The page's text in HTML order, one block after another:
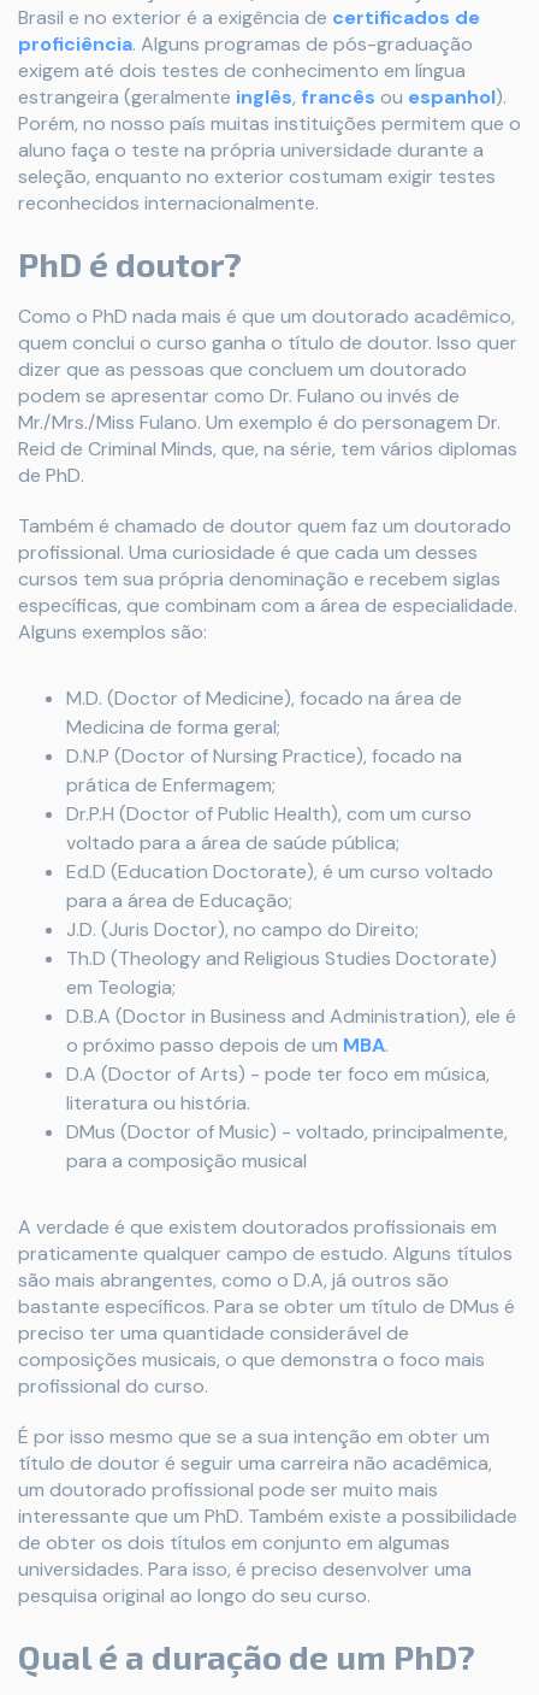
Brasil e no exterior é a exigência de certificados de
proficiência. Alguns programas de pós-graduação
exigem até dois testes de conhecimento em língua
estrangeira (geralmente inglês, francês ou espanhol).
Porém, no nosso país muitas instituições permitem que o
aluno faça o teste na própria universidade durante a
seleção, enquanto no exterior costumam exigir testes
reconhecidos internacionalmente.
PhD é doutor?
Como o PhD nada mais é que um doutorado acadêmico,
quem conclui o curso ganha o título de doutor. Isso quer
dizer que as pessoas que concluem um doutorado
podem se apresentar como Dr. Fulano ou invés de
Mr./Mrs./Miss Fulano. Um exemplo é do personagem Dr.
Reid de Criminal Minds, que, na série, tem vários diplomas
de PhD.
Também é chamado de doutor quem faz um doutorado
profissional. Uma curiosidade é que cada um desses
cursos tem sua própria denominação e recebem siglas
específicas, que combinam com a área de especialidade.
Alguns exemplos são:
M.D. (Doctor of Medicine), focado na área de
Medicina de forma geral;
D.N.P (Doctor of Nursing Practice), focado na
prática de Enfermagem;
Dr.P.H (Doctor of Public Health), com um curso
voltado para a área de saúde pública;
Ed.D (Education Doctorate), é um curso voltado
para a área de Educação;
J.D. (Juris Doctor), no campo do Direito;
Th.D (Theology and Religious Studies Doctorate)
em Teologia;
D.B.A (Doctor in Business and Administration), ele é
o próximo passo depois de um MBA.
D.A (Doctor of Arts) - pode ter foco em música,
literatura ou história.
DMus (Doctor of Music) - voltado, principalmente,
para a composição musical
A verdade é que existem doutorados profissionais em
praticamente qualquer campo de estudo. Alguns títulos
são mais abrangentes, como o D.A, já outros são
bastante específicos. Para se obter um título de DMus é
preciso ter uma quantidade considerável de
composições musicais, o que demonstra o foco mais
profissional do curso.
É por isso mesmo que se a sua intenção em obter um
título de doutor é seguir uma carreira não acadêmica,
um doutorado profissional pode ser muito mais
interessante que um PhD. Também existe a possibilidade
de obter os dois títulos em conjunto em algumas
universidades. Para isso, é preciso desenvolver uma
pesquisa original ao longo do seu curso.
Qual é a duração de um PhD?